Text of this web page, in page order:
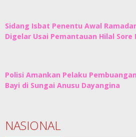
Sidang Isbat Penentu Awal
Digelar Usai Pemantauan Hilal Sore
Polisi Amankan Pelaku
Bayi di Sungai Anusu Dayangina
NASIONAL